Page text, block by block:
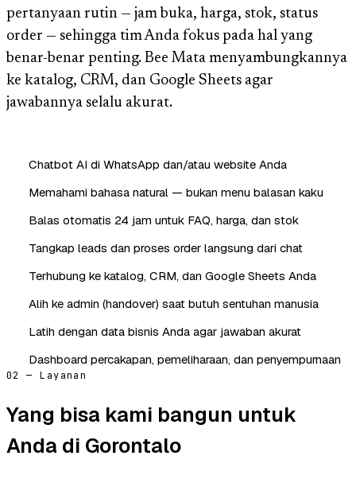
pertanyaan rutin — jam buka, harga, stok, status
order — sehingga tim Anda fokus pada hal yang
benar-benar penting. Bee Mata menyambungkannya
ke katalog, CRM, dan Google Sheets agar
jawabannya selalu akurat.
Chatbot AI di WhatsApp dan/atau website Anda
Memahami bahasa natural — bukan menu balasan kaku
Balas otomatis 24 jam untuk FAQ, harga, dan stok
Tangkap leads dan proses order langsung dari chat
Terhubung ke katalog, CRM, dan Google Sheets Anda
Alih ke admin (handover) saat butuh sentuhan manusia
Latih dengan data bisnis Anda agar jawaban akurat
Dashboard percakapan, pemeliharaan, dan penyempurnaan
02 — Layanan
Yang bisa kami bangun untuk
Anda di Gorontalo